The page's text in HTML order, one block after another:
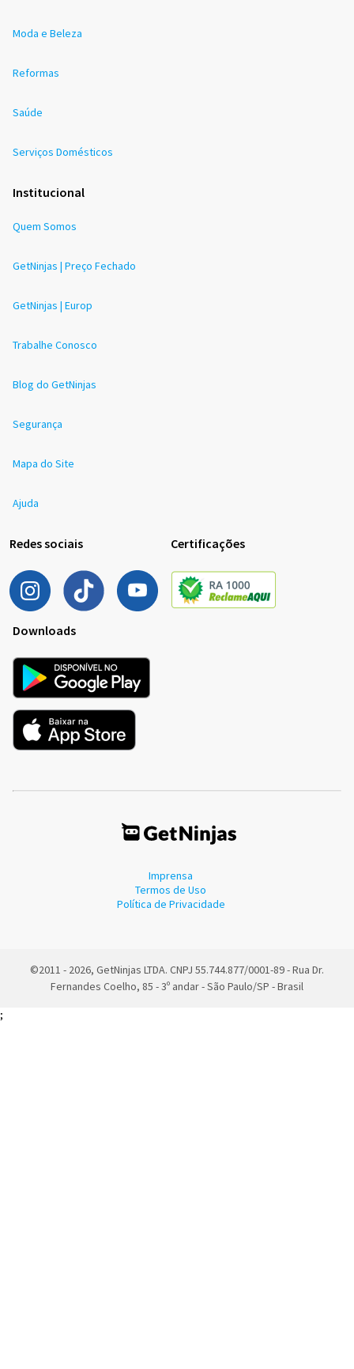
Moda e Beleza
Reformas
Saúde
Serviços Domésticos
Institucional
Quem Somos
GetNinjas | Preço Fechado
GetNinjas | Europ
Trabalhe Conosco
Blog do GetNinjas
Segurança
Mapa do Site
Ajuda
Redes sociais Certificações
Downloads
Imprensa
Termos de Uso
Política de Privacidade
©2011 - 2026, GetNinjas LTDA. CNPJ 55.744.877/0001-89 - Rua Dr.
Fernandes Coelho, 85 - 3º andar - São Paulo/SP - Brasil
;